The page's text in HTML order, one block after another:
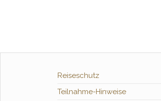
Reiseschutz
Teilnahme-Hinweise